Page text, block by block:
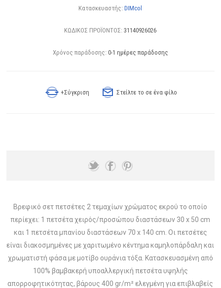
Κατασκευαστής: DIMcol
ΚΩΔΙΚΟΣ ΠΡΟΪΟΝΤΟΣ: 31140926026
Χρόνος παράδοσης: 0-1 ημέρες παράδοσης
+Σύγκριση Στείλτε το σε ένα φίλο
Βρεφικό σετ πετσέτες 2 τεμαχίων χρώματος εκρού το οποίο
περίεχει: 1 πετσέτα χειρός/προσώπου διαστάσεων 30 x 50 cm
και 1 πετσέτα μπανίου διαστάσεων 70 x 140 cm. Οι πετσέτες
είναι διακοσμημένες με χαριτωμένο κέντημα καμηλοπάρδαλη και
χρωματιστή φάσα με μοτίβο ουράνια τόξα. Κατασκευασμένη από
100% βαμβακερή υποαλλεργική πετσέτα υψηλής
απορροφητικότητας, βάρους 400 gr/m² ελεγμένη για επιβλαβείς